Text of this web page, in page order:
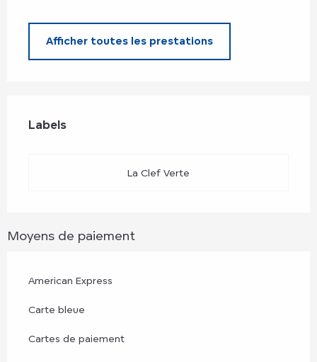
Afficher toutes les prestations
Labels
Labels
La Clef Verte
Moyens de paiement
American Express
Carte bleue
Cartes de paiement